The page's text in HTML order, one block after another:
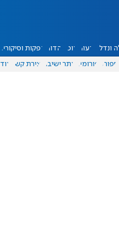
ונדל"ן דעות אוכל יהדות הפקות וסיקורים
ספורט פורומים אתר ישיבה יצירת קשר עוד